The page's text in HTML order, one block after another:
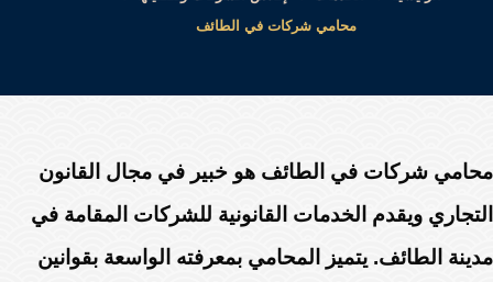
محامي شركات في الطائف
محامي شركات في الطائف هو خبير في مجال القانون
التجاري ويقدم الخدمات القانونية للشركات المقامة في
مدينة الطائف. يتميز المحامي بمعرفته الواسعة بقوانين